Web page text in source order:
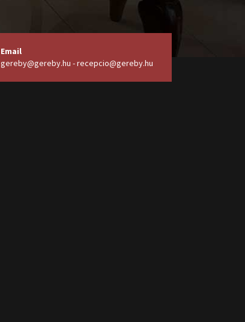
Email
gereby@gereby.hu - recepcio@gereby.hu